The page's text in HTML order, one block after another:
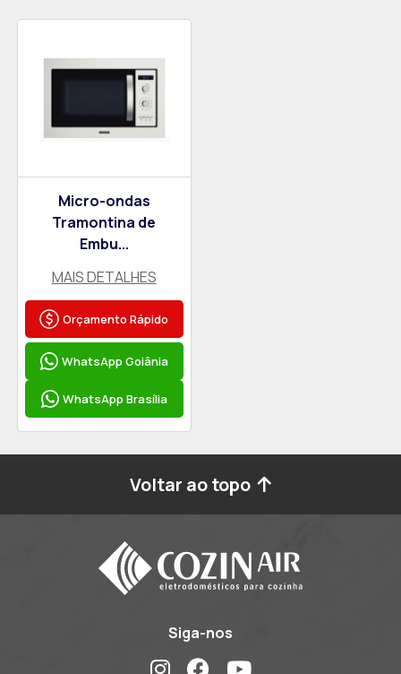
Micro-ondas
Tramontina de
Embu...
MAIS DETALHES
Orçamento Rápido
WhatsApp Goiânia
WhatsApp Brasília
Voltar ao topo
Siga-nos